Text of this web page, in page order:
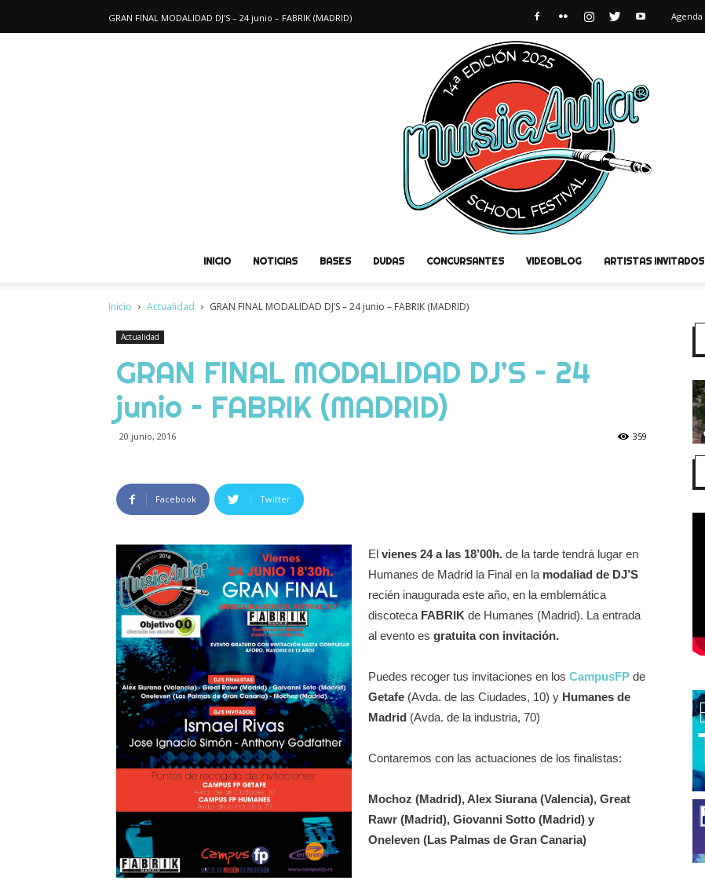
Agenda
GRAN FINAL MODALIDAD DJ’S – 24 junio – FABRIK (MADRID)
INICIO NOTICIAS BASES DUDAS CONCURSANTES VIDEOBLOG ARTISTAS INVITADOS
Inicio Actualidad GRAN FINAL MODALIDAD DJ’S – 24 junio – FABRIK (MADRID)
Actualidad
GRAN FINAL MODALIDAD DJ’S – 24
junio – FABRIK (MADRID)
20 junio, 2016 359
Facebook Twitter
El vienes 24 a las 18’00h. de la tarde tendrá lugar en
Humanes de Madrid la Final en lamodaliad de DJ’S
recién inaugurada este año, en la emblemática
discoteca FABRIK de Humanes (Madrid). La entrada
al evento es gratuita con invitación.
Puedes recoger tus invitaciones en los CampusFP de
Getafe (Avda. de las Ciudades, 10) y Humanes de
Madrid (Avda. de la industria, 70)
Contaremos con las actuaciones de los finalistas:
Mochoz (Madrid), Alex Siurana (Valencia), Great
Rawr (Madrid), Giovanni Sotto (Madrid) y
Oneleven (Las Palmas de Gran Canaria)